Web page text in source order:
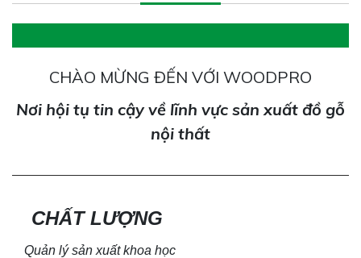
CHÀO MỪNG ĐẾN VỚI WOODPRO
Nơi hội tụ tin cậy về lĩnh vực sản xuất đồ gỗ
nội thất
CHẤT LƯỢNG
Quản lý sản xuất khoa học